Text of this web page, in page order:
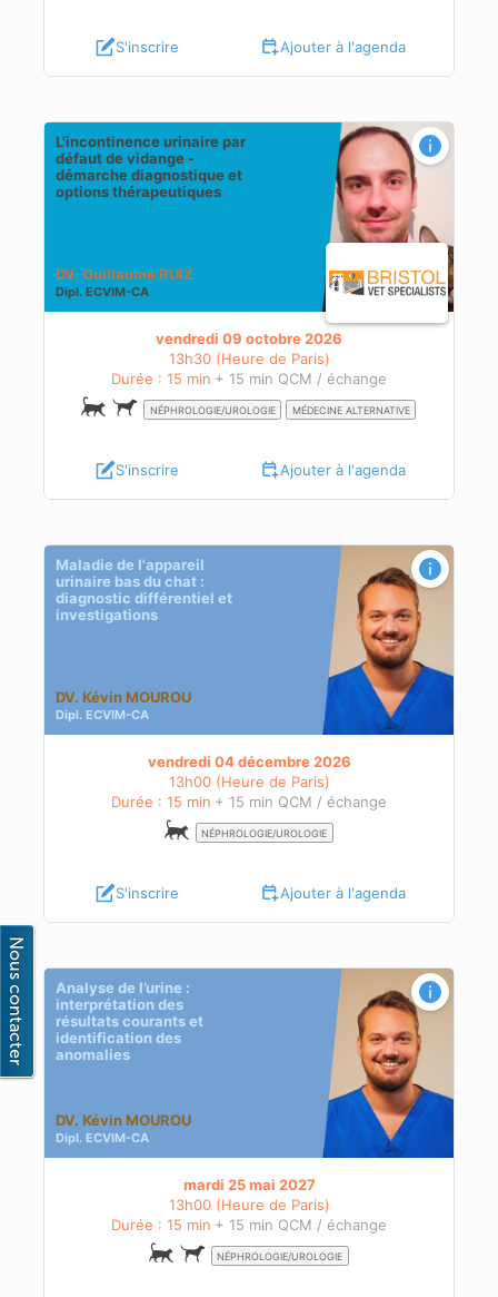
S'inscrire Ajouter à l'agenda
L'incontinence urinaire par
défaut de vidange -
démarche diagnostique et
options thérapeutiques
DV. Guillaume RUIZ
Dipl. ECVIM-CA
vendredi 09 octobre 2026
13h30 (Heure de Paris)
Durée : 15 min + 15 min QCM / échange
NÉPHROLOGIE/UROLOGIE MÉDECINE ALTERNATIVE
S'inscrire Ajouter à l'agenda
Maladie de l'appareil
urinaire bas du chat :
diagnostic différentiel et
investigations
DV. Kévin MOUROU
Dipl. ECVIM-CA
vendredi 04 décembre 2026
13h00 (Heure de Paris)
Durée : 15 min + 15 min QCM / échange
NÉPHROLOGIE/UROLOGIE
S'inscrire Ajouter à l'agenda
Analyse de l’urine :
interprétation des
résultats courants et
identification des
anomalies
DV. Kévin MOUROU
Dipl. ECVIM-CA
mardi 25 mai 2027
13h00 (Heure de Paris)
Durée : 15 min + 15 min QCM / échange
NÉPHROLOGIE/UROLOGIE